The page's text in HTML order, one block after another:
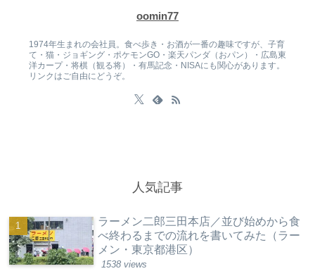
oomin77
1974年生まれの会社員。食べ歩き・お酒が一番の趣味ですが、子育
て・猫・ジョギング・ポケモンGO・楽天パンダ（おパン）・広島東
洋カープ・将棋（観る将）・有馬記念・NISAにも関心があります。
リンクはご自由にどうぞ。
人気記事
ラーメン二郎三田本店／並び始めから食
べ終わるまでの流れを書いてみた（ラー
メン・東京都港区）
1538 views